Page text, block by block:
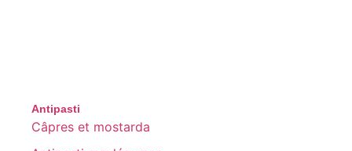
Antipasti
Câpres et mostarda